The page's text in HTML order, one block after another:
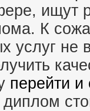
ищут
К
услуг не
перейти и